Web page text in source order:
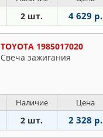
2 шт. 4 629 р.
TOYOTA 1985017020
Cвeчa зaжигaния
Наличие Цена
2 шт. 2 328 р.